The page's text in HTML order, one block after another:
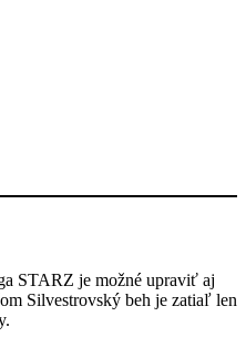
STARZ je možné upraviť aj
Silvestrovský beh je zatiaľ len